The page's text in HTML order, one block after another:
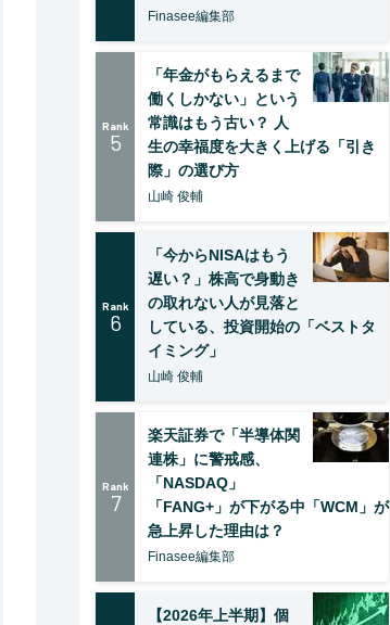
Finasee編集部
Rank
5
「年金がもらえるまで
働くしかない」という
常識はもう古い？ 人
生の幸福度を大きく上げる「引き
際」の選び方
山崎 俊輔
Rank
6
「今からNISAはもう
遅い？」株高で身動き
の取れない人が見落と
している、投資開始の「ベストタ
イミング」
山崎 俊輔
Rank
7
楽天証券で「半導体関
連株」に警戒感、
「NASDAQ」
「FANG+」が下がる中「WCM」が
急上昇した理由は？
Finasee編集部
【2026年上半期】個